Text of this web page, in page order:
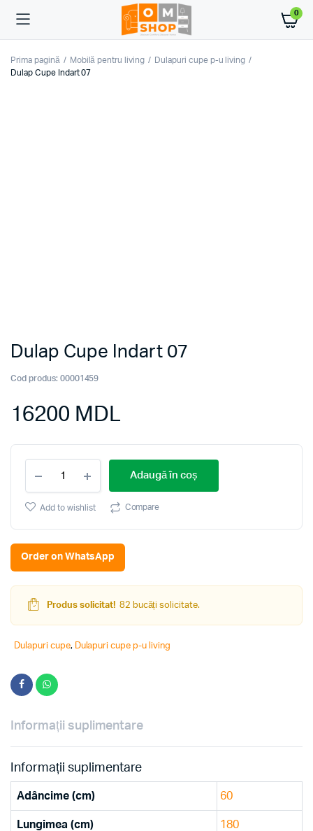
0
Prima pagină Mobilă pentru living
Dulapuri cupe p-u living
Dulap Cupe Indart 07
Dulap Cupe Indart 07
Cod produs: 00001459
16200 MDL
Cupe
Indart
07
Adaugă în coș
Add to wishlist Compare
Order on WhatsApp
Produs solicitat! 82 bucăți solicitate.
Dulapuri cupe, Dulapuri cupe p-u living
Informații suplimentare
Informații suplimentare
Adâncime (cm) 60
Lungimea (cm) 180